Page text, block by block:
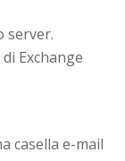
server.
Exchange
casella e-mail